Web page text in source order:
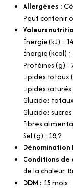
Allergènes :
Peut contenir
Valeurs
Énergie (kJ) :
Énergie (kcal) :
Protéines (g) :
Lipides totaux
Lipides saturés
Glucides
Glucides
Fibres
Sel (g) : 18,2
Dénomination
Conditions de
de la chaleur.
DDM : 15 mois